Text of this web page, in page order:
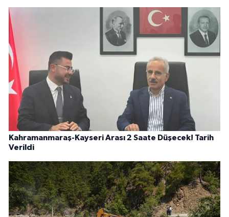
Kahramanmaraş-Kayseri Arası 2 Saate Düşecek! Tarih
Verildi